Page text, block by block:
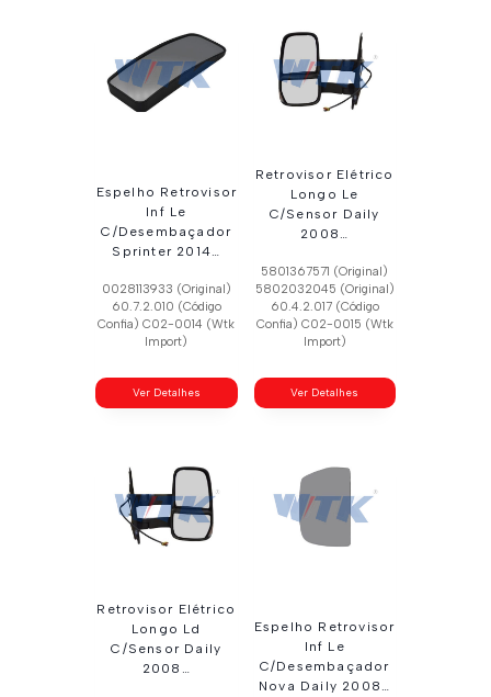
Espelho Retrovisor
Inf Le
C/Desembaçador
Sprinter 2014…
0028113933 (Original)
60.7.2.010 (Código
Confia) C02-0014 (Wtk
Import)
Ver Detalhes
Retrovisor Elétrico
Longo Le
C/Sensor Daily
2008…
5801367571 (Original)
5802032045 (Original)
60.4.2.017 (Código
Confia) C02-0015 (Wtk
Import)
Ver Detalhes
Retrovisor Elétrico
Longo Ld
C/Sensor Daily
2008…
Espelho Retrovisor
Inf Le
C/Desembaçador
Nova Daily 2008…